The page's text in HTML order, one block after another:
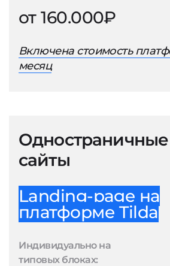
от 160.000₽
Включена стоимость
месяц
Одностраничные
сайты
Landing-page на
платформе Tilda
Индивидуально на
типовых блоках: